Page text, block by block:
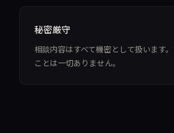
秘密厳守
相談内容はすべて機密として扱います
ことは一切ありません。